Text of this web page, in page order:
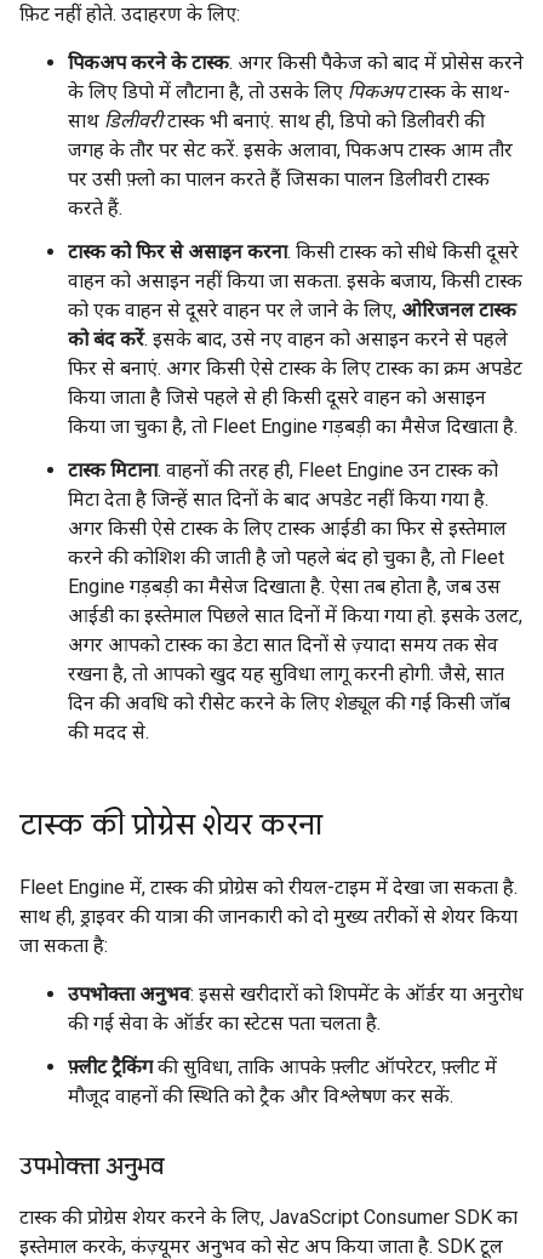
फ़िट नहीं होते. उदाहरण के लिए:
पिकअप करने के टास्क. अगर किसी पैकेज को बाद में प्रोसेस करने
के लिए डिपो में लौटाना है, तो उसके लिए पिकअपटास्क के साथ-
साथ डिलीवरीटास्क भी बनाएं. साथ ही, डिपो को डिलीवरी की
जगह के तौर पर सेट करें. इसके अलावा, पिकअप टास्क आम तौर
पर उसी फ़्लो का पालन करते हैं जिसका पालन डिलीवरी टास्क
करते हैं.
टास्क को फिर से असाइन करना. किसी टास्क को सीधे किसी दूसरे
वाहन को असाइन नहीं किया जा सकता. इसके बजाय, किसी टास्क
को एक वाहन से दूसरे वाहन पर ले जाने के लिए, ओरिजनल टास्क
को बंद करें. इसके बाद, उसे नए वाहन को असाइन करने से पहले
फिर से बनाएं. अगर किसी ऐसे टास्क के लिए टास्क का क्रम अपडेट
किया जाता है जिसे पहले से ही किसी दूसरे वाहन को असाइन
किया जा चुका है, तो Fleet Engine गड़बड़ी का मैसेज दिखाता है.
टास्क मिटाना. वाहनों की तरह ही, Fleet Engine उन टास्क को
मिटा देता है जिन्हें सात दिनों के बाद अपडेट नहीं किया गया है.
अगर किसी ऐसे टास्क के लिए टास्क आईडी का फिर से इस्तेमाल
करने की कोशिश की जाती है जो पहले बंद हो चुका है, तो Fleet
Engine गड़बड़ी का मैसेज दिखाता है. ऐसा तब होता है, जब उस
आईडी का इस्तेमाल पिछले सात दिनों में किया गया हो. इसके उलट,
अगर आपको टास्क का डेटा सात दिनों से ज़्यादा समय तक सेव
रखना है, तो आपको खुद यह सुविधा लागू करनी होगी. जैसे, सात
दिन की अवधि को रीसेट करने के लिए शेड्यूल की गई किसी जॉब
की मदद से.
टास्क की प्रोग्रेस शेयर करना
Fleet Engine में, टास्क की प्रोग्रेस को रीयल-टाइम में देखा जा सकता है.
साथ ही, ड्राइवर की यात्रा की जानकारी को दो मुख्य तरीकों से शेयर किया
जा सकता है:
उपभोक्ता अनुभव: इससे खरीदारों को शिपमेंट के ऑर्डर या अनुरोध
की गई सेवा के ऑर्डर का स्टेटस पता चलता है.
फ़्लीट ट्रैकिंगकी सुविधा, ताकि आपके फ़्लीट ऑपरेटर, फ़्लीट में
मौजूद वाहनों की स्थिति को ट्रैक और विश्लेषण कर सकें.
उपभोक्ता अनुभव
टास्क की प्रोग्रेस शेयर करने के लिए, JavaScript Consumer SDK का
इस्तेमाल करके, कंज़्यूमर अनुभव को सेट अप किया जाता है. SDK टूल